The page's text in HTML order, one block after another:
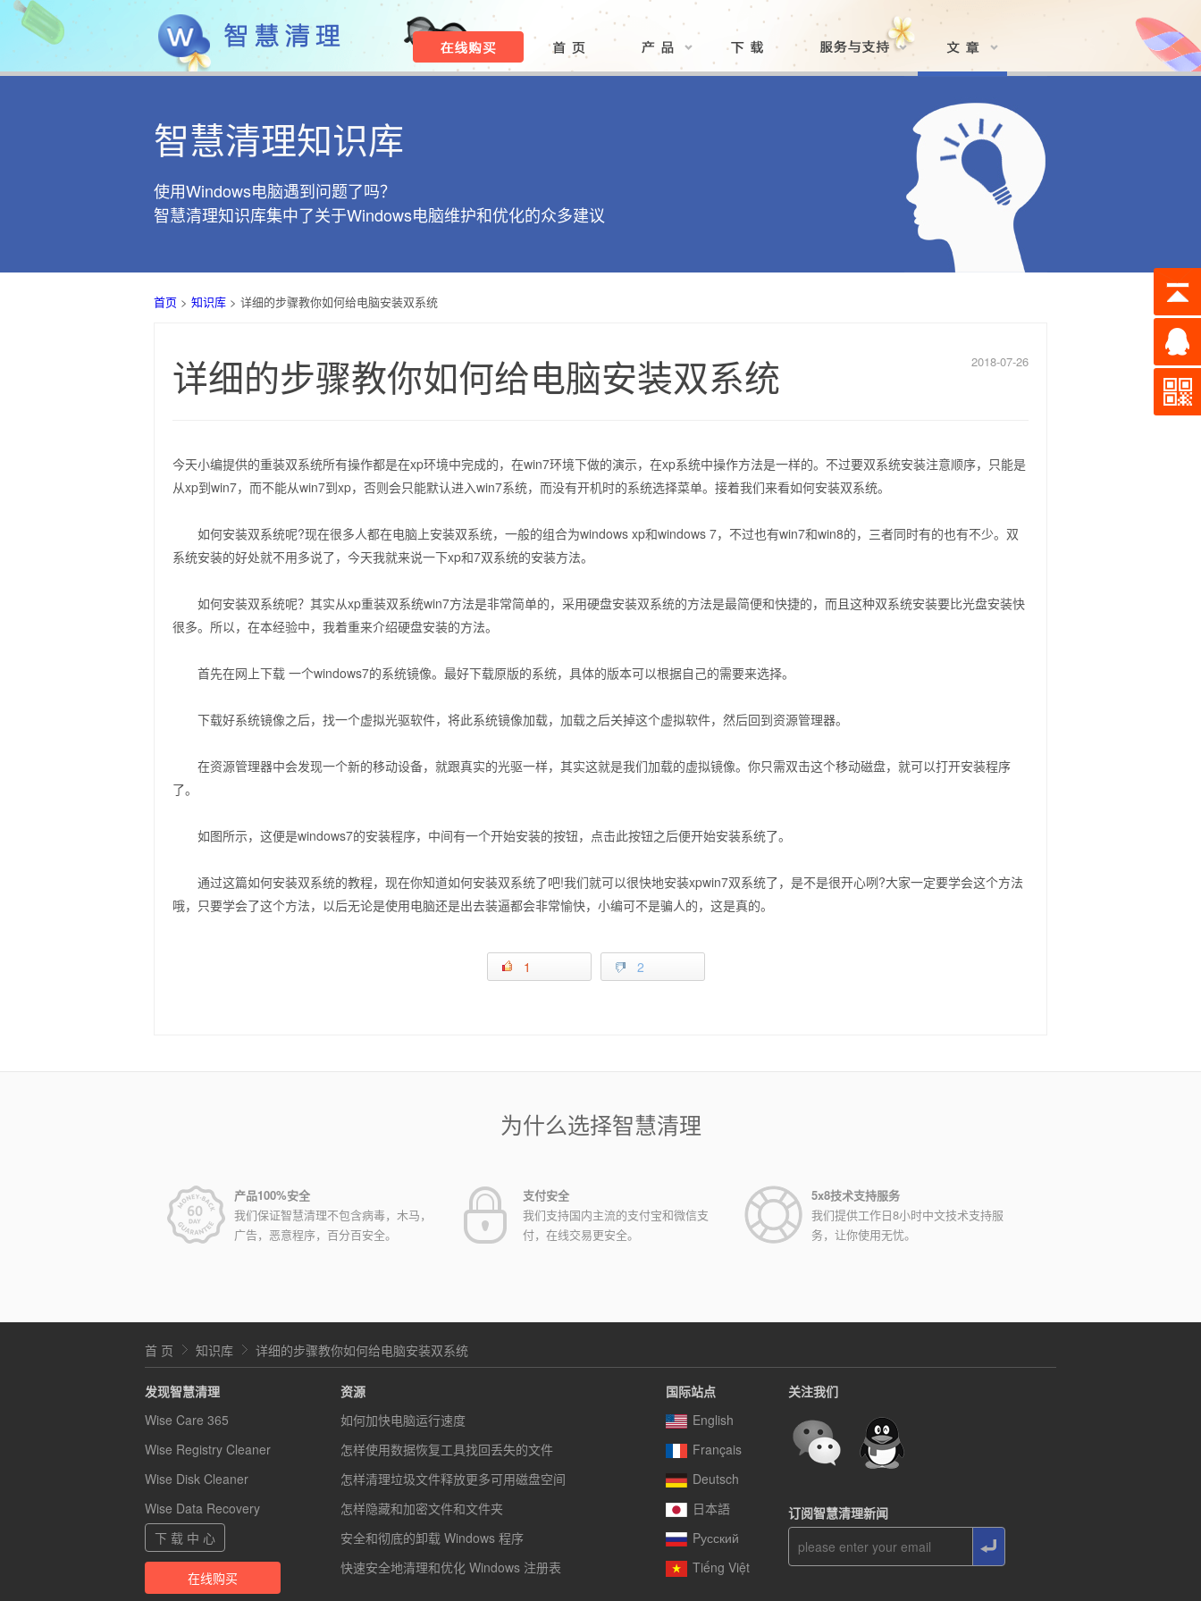
智慧清理知识库
使用Windows电脑遇到问题了吗？
智慧清理知识库集中了关于Windows电脑维护和优化的众多建议
首页 > 知识库 > 详细的步骤教你如何给电脑安装双系统
2018-07-26
详细的步骤教你如何给电脑安装双系统
今天小编提供的重装双系统所有操作都是在xp环境中完成的，在win7环境下做的演示，在xp系统中操作方法是一样的。不过要双系统安装注意顺序，只能是
从xp到win7，而不能从win7到xp，否则会只能默认进入win7系统，而没有开机时的系统选择菜单。接着我们来看如何安装双系统。
如何安装双系统呢?现在很多人都在电脑上安装双系统，一般的组合为windows xp和windows 7，不过也有win7和win8的，三者同时有的也有不少。双
系统安装的好处就不用多说了，今天我就来说一下xp和7双系统的安装方法。
如何安装双系统呢？其实从xp重装双系统win7方法是非常简单的，采用硬盘安装双系统的方法是最简便和快捷的，而且这种双系统安装要比光盘安装快
很多。所以，在本经验中，我着重来介绍硬盘安装的方法。
首先在网上下载 一个windows7的系统镜像。最好下载原版的系统，具体的版本可以根据自己的需要来选择。
下载好系统镜像之后，找一个虚拟光驱软件，将此系统镜像加载，加载之后关掉这个虚拟软件，然后回到资源管理器。
在资源管理器中会发现一个新的移动设备，就跟真实的光驱一样，其实这就是我们加载的虚拟镜像。你只需双击这个移动磁盘，就可以打开安装程序
了。
如图所示，这便是windows7的安装程序，中间有一个开始安装的按钮，点击此按钮之后便开始安装系统了。
通过这篇如何安装双系统的教程，现在你知道如何安装双系统了吧!我们就可以很快地安装xpwin7双系统了，是不是很开心咧?大家一定要学会这个方法
哦，只要学会了这个方法，以后无论是使用电脑还是出去装逼都会非常愉快，小编可不是骗人的，这是真的。
1 2
为什么选择智慧清理
产品100%安全
我们保证智慧清理不包含病毒，木马，
广告，恶意程序，百分百安全。
支付安全
我们支持国内主流的支付宝和微信支
付，在线交易更安全。
5x8技术支持服务
我们提供工作日8小时中文技术支持服
务，让你使用无忧。
首 页 知识库 详细的步骤教你如何给电脑安装双系统
发现智慧清理
Wise Care 365
Wise Registry Cleaner
Wise Disk Cleaner
Wise Data Recovery
下 载 中 心
在线购买
资源
如何加快电脑运行速度
怎样使用数据恢复工具找回丢失的文件
怎样清理垃圾文件释放更多可用磁盘空间
怎样隐藏和加密文件和文件夹
安全和彻底的卸载 Windows 程序
快速安全地清理和优化 Windows 注册表
国际站点
English
Français
Deutsch
日本語
Pусский
Tiếng Việt
关注我们
订阅智慧清理新闻